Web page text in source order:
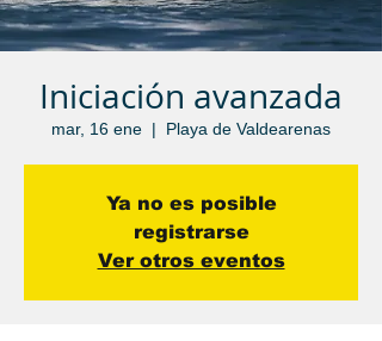
Iniciación avanzada
mar, 16 ene
  |
Playa de Valdearenas
Ya no es posible
registrarse
Ver otros eventos